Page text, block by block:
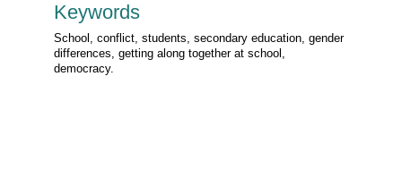
Keywords
School, conflict, students, secondary education, gender
differences, getting along together at school,
democracy.